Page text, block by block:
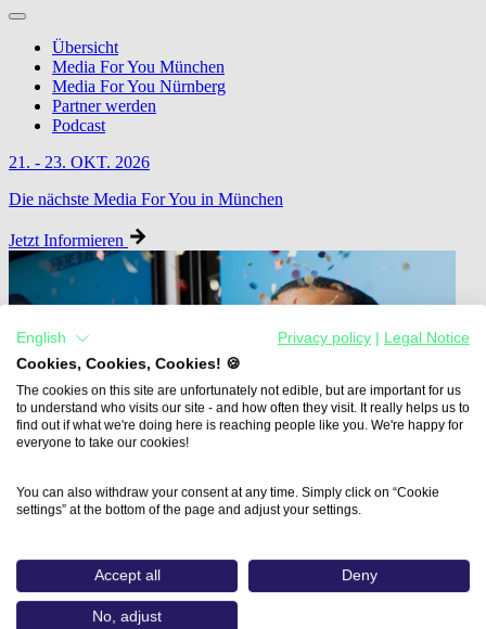
Übersicht
Media For You München
Media For You Nürnberg
Partner werden
Podcast
21. - 23. OKT. 2026
Die nächste Media For You in München
Jetzt Informieren
English Privacy policy
Legal Notice
Cookies, Cookies, Cookies! 🍪
The cookies on this site are unfortunately not edible, but are important for us
to understand who visits our site - and how often they visit. It really helps us to
find out if what we're doing here is reaching people like you. We're happy for
everyone to take our cookies!
You can also withdraw your consent at any time. Simply click on “Cookie
settings” at the bottom of the page and adjust your settings.
Accept all Deny
No, adjust